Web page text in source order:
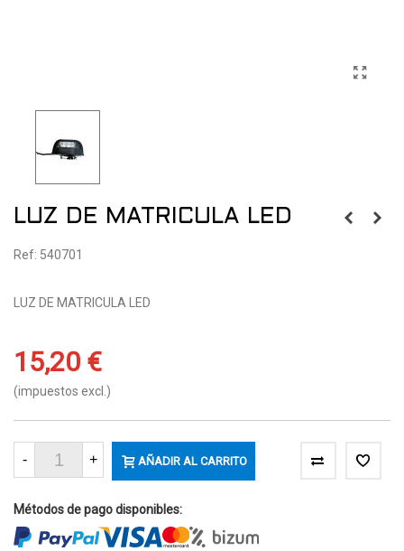
LUZ DE MATRICULA LED
Ref: 540701
LUZ DE MATRICULA LED
15,20 €
(impuestos excl.)
- + AÑADIR AL CARRITO
Métodos de pago disponibles: